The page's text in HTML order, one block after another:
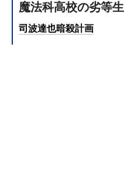
魔法科高校の劣等生
司波達也暗殺計画